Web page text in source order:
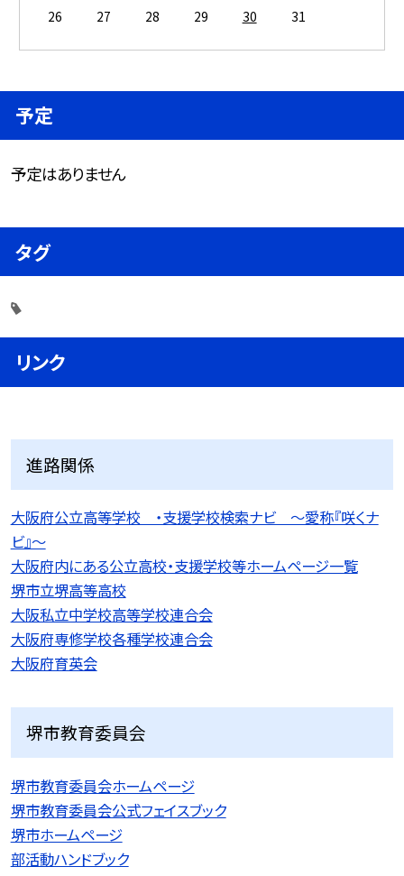
26
27 28 29 30 31
予定
予定はありません
タグ
リンク
進路関係
大阪府公立高等学校 ・支援学校検索ナビ 〜愛称『咲くナ
ビ』〜
大阪府内にある公立高校・支援学校等ホームページ一覧
堺市立堺高等高校
大阪私立中学校高等学校連合会
大阪府専修学校各種学校連合会
大阪府育英会
堺市教育委員会
堺市教育委員会ホームページ
堺市教育委員会公式フェイスブック
堺市ホームページ
部活動ハンドブック